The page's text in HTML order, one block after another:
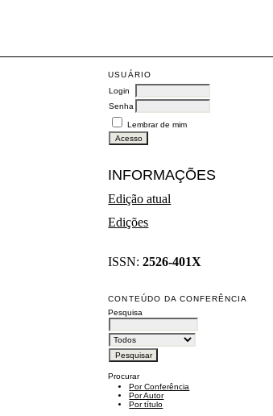
USUÁRIO
Login
Senha
Lembrar de mim
INFORMAÇÕES
Edição atual
Edições
ISSN:2526-401X
CONTEÚDO DA CONFERÊNCIA
Pesquisa
Procurar
Por Conferência
Por Autor
Por título